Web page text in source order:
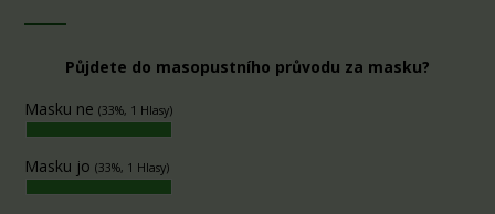
Půjdete do masopustního průvodu za masku?
Masku ne (33%, 1 Hlasy)
Masku jo (33%, 1 Hlasy)